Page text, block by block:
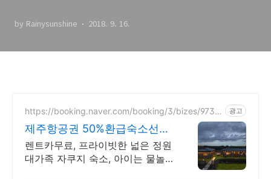
by Rainysunshine 2018. 9. 16.
https://booking.naver.com/booking/3/bizes/9735
광고
제주항공권 50%환급숙소선정
렌트카 무료 이벤트중
렌트카무료, 프라이빗한 넓은 정원
대가족 자쿠지 숙소, 아이는 물놀